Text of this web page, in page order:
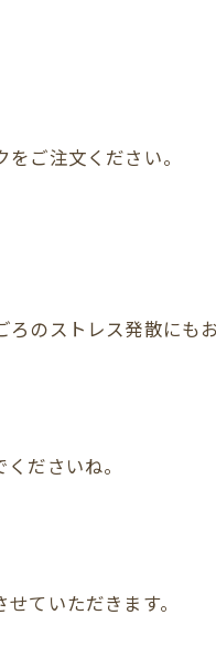
ご注文ください。
のストレス発散にもお
ださいね。
ていただきます。